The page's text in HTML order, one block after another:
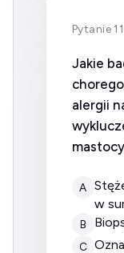
Pytanie 11
Jakie
alergii
A
stężenie tryptazy mastocytarnej
w
B
C oznaczenie sIgE po roku od